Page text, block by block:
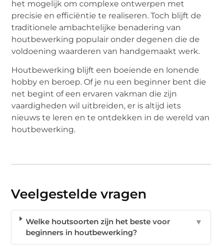
het mogelijk om complexe ontwerpen met
precisie en efficiëntie te realiseren. Toch blijft de
traditionele ambachtelijke benadering van
houtbewerking populair onder degenen die de
voldoening waarderen van handgemaakt werk.
Houtbewerking blijft een boeiende en lonende
hobby en beroep. Of je nu een beginner bent die
net begint of een ervaren vakman die zijn
vaardigheden wil uitbreiden, er is altijd iets
nieuws te leren en te ontdekken in de wereld van
houtbewerking.
Veelgestelde vragen
Welke houtsoorten zijn het beste voor
beginners in houtbewerking?
▼